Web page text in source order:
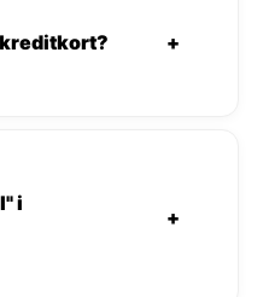
kreditkort? +
i
+